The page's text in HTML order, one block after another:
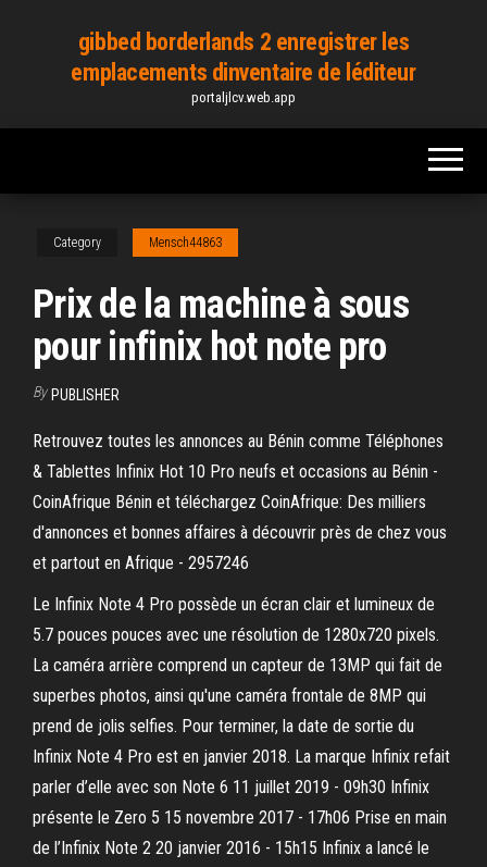
gibbed borderlands 2 enregistrer les
emplacements dinventaire de léditeur
portaljlcv.web.app
Category Mensch44863
Prix de la machine à sous
pour infinix hot note pro
By PUBLISHER
Retrouvez toutes les annonces au Bénin comme Téléphones
& Tablettes Infinix Hot 10 Pro neufs et occasions au Bénin -
CoinAfrique Bénin et téléchargez CoinAfrique: Des milliers
d'annonces et bonnes affaires à découvrir près de chez vous
et partout en Afrique - 2957246
Le Infinix Note 4 Pro possède un écran clair et lumineux de
5.7 pouces pouces avec une résolution de 1280x720 pixels.
La caméra arrière comprend un capteur de 13MP qui fait de
superbes photos, ainsi qu'une caméra frontale de 8MP qui
prend de jolis selfies. Pour terminer, la date de sortie du
Infinix Note 4 Pro est en janvier 2018. La marque Infinix refait
parler d’elle avec son Note 6 11 juillet 2019 - 09h30 Infinix
présente le Zero 5 15 novembre 2017 - 17h06 Prise en main
de l’Infinix Note 2 20 janvier 2016 - 15h15 Infinix a lancé le